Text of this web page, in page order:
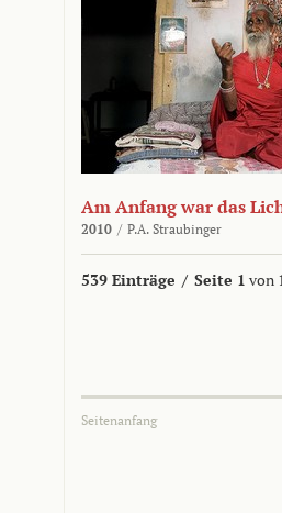
Am Anfang war das
2010 / P.A. Straubinger
539 Einträge / Seite 1 von
Seitenanfang